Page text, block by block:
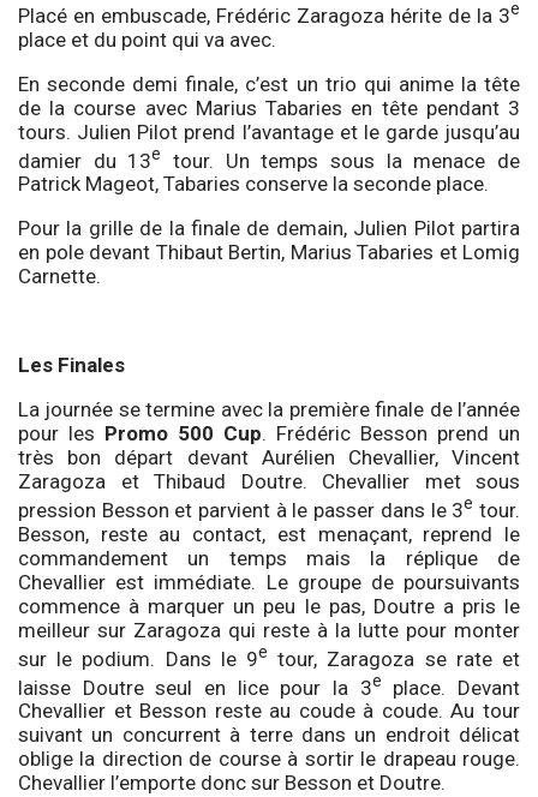
Placé en embuscade, Frédéric Zaragoza hérite de la 3e
place et du point qui va avec.
En seconde demi finale, c’est un trio qui anime la tête
de la course avec Marius Tabaries en tête pendant 3
tours. Julien Pilot prend l’avantage et le garde jusqu’au
damier du 13e
tour. Un temps sous la menace de
Patrick Mageot, Tabaries conserve la seconde place.
Pour la grille de la finale de demain, Julien Pilot partira
en pole devant Thibaut Bertin, Marius Tabaries et Lomig
Carnette.
Les Finales
La journée se termine avec la première finale de l’année
pour les Promo 500 Cup. Frédéric Besson prend un
très bon départ devant Aurélien Chevallier, Vincent
Zaragoza et Thibaud Doutre. Chevallier met sous
pression Besson et parvient à le passer dans le 3e tour.
Besson, reste au contact, est menaçant, reprend le
commandement un temps mais la réplique de
Chevallier est immédiate. Le groupe de poursuivants
commence à marquer un peu le pas, Doutre a pris le
meilleur sur Zaragoza qui reste à la lutte pour monter
sur le podium. Dans le 9e tour, Zaragoza se rate et
laisse Doutre seul en lice pour la 3e
place. Devant
Chevallier et Besson reste au coude à coude. Au tour
suivant un concurrent à terre dans un endroit délicat
oblige la direction de course à sortir le drapeau rouge.
Chevallier l’emporte donc sur Besson et Doutre.